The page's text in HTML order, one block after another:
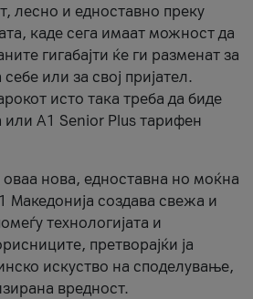
лесно и едноставно преку
каде сега имаат можност да
гигабајти ќе ги разменат за
или за свој пријател.
исто така треба да биде
A1 Senior Plus тарифен
нова, едноставна но моќна
Македонија создава свежа и
технологијата и
претворајќи ја
искуство на споделување,
вредност.